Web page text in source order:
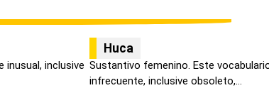
inclusive
Huca
Sustantivo femenino. Este
infrecuente, inclusive obsoleto,...